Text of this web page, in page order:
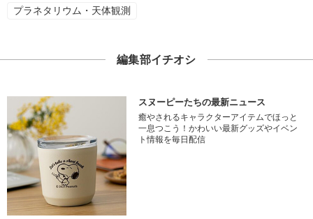
プラネタリウム・天体観測
編集部イチオシ
スヌーピーたちの最新ニュース
癒やされるキャラクターアイテムでほっと
一息つこう！かわいい最新グッズやイベン
ト情報を毎日配信